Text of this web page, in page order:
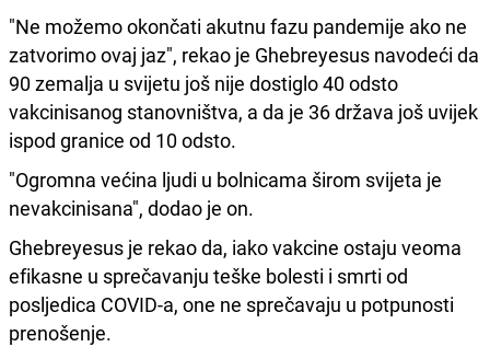
"Ne možemo okončati akutnu fazu pandemije ako ne
zatvorimo ovaj jaz", rekao je Ghebreyesus navodeći da
90 zemalja u svijetu još nije dostiglo 40 odsto
vakcinisanog stanovništva, a da je 36 država još uvijek
ispod granice od 10 odsto.
"Ogromna većina ljudi u bolnicama širom svijeta je
nevakcinisana", dodao je on.
Ghebreyesus je rekao da, iako vakcine ostaju veoma
efikasne u sprečavanju teške bolesti i smrti od
posljedica COVID-a, one ne sprečavaju u potpunosti
prenošenje.